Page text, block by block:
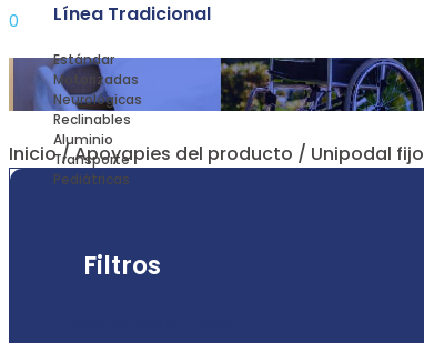
Línea Tradicional
Estándar
Motorizadas
Neurológicas
Reclinables
Aluminio
Transporte
Pediátricas
0
Inicio/ Apoyapies del producto / Unipodal fijo
Filtros